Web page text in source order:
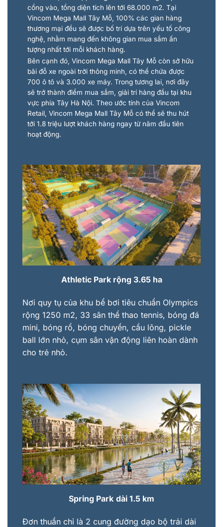
cổng vào, tổng diện tích lên tới 68.000 m2. Tại
Vincom Mega Mall Tây Mỗ, 100% các gian hàng
thương mại đều sẽ được bố trí dựa trên yếu tố công
nghệ, nhằm mang đến không gian mua sắm ấn
tượng nhất tới mỗi khách hàng.
Bên cạnh đó, Vincom Mega Mall Tây Mỗ còn sở hữu
bãi đỗ xe ngoài trời thông minh, có thể chứa được
700 ô tô và 3.000 xe máy. Trong tương lai, nơi đây
sẽ trở thành điểm mua sắm, giải trí hàng đầu tại khu
vực phía Tây Hà Nội. Theo ước tính của Vincom
Retail, Vincom Mega Mall Tây Mỗ có thể sẽ thu hút
tới 1.8 triệu lượt khách hàng ngay từ năm đầu tiên
hoạt động.
Athletic Park rộng 3.65 ha
Nơi quy tụ của khu bể bơi tiêu chuẩn Olympics
rộng 1250 m2, 33 sân thể thao tennis, bóng đá
mini, bóng rổ, bóng chuyền, cầu lông, pickle
ball lớn nhỏ, cụm sân vận động liên hoàn dành
cho trẻ nhỏ.
Spring Park dài 1.5 km
Đơn thuần chỉ là 2 cung đường dạo bộ trải dài